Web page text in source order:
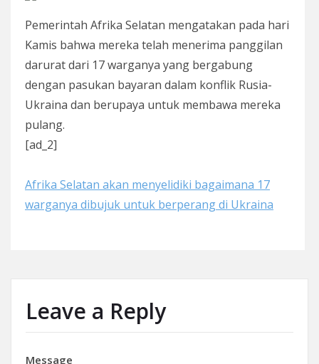
Pemerintah Afrika Selatan mengatakan pada hari
Kamis bahwa mereka telah menerima panggilan
darurat dari 17 warganya yang bergabung
dengan pasukan bayaran dalam konflik Rusia-
Ukraina dan berupaya untuk membawa mereka
pulang.
[ad_2]
Afrika Selatan akan menyelidiki bagaimana 17
warganya dibujuk untuk berperang di Ukraina
Leave a Reply
Message